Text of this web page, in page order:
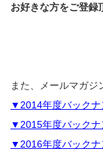
お好きな方をご登録
また、メールマガジ
▼2014年度バックナ
▼2015年度バックナ
▼2016年度バックナ